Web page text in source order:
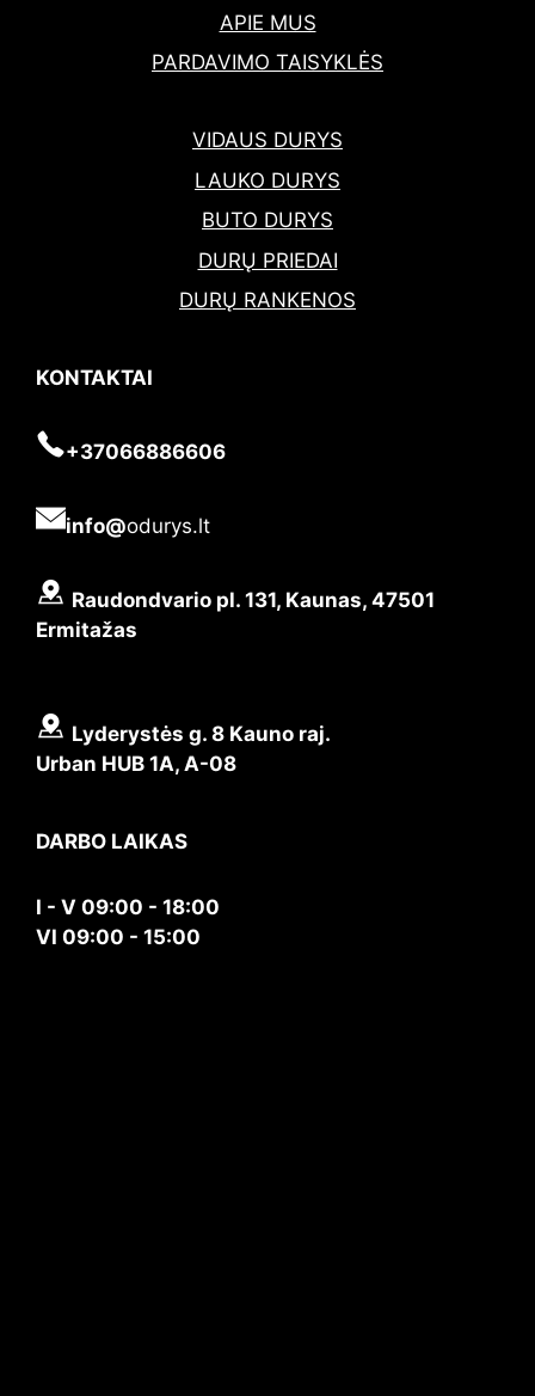
APIE MUS
PARDAVIMO TAISYKLĖS
VIDAUS DURYS
LAUKO DURYS
BUTO DURYS
DURŲ PRIEDAI
DURŲ RANKENOS
KONTAKTAI
+37066886606
info@odurys.lt
Raudondvario pl. 131, Kaunas, 47501
Ermitažas
Lyderystės g. 8 Kauno raj.
Urban HUB 1A, A-08
DARBO LAIKAS
I - V 09:00 - 18:00
VI 09:00 - 15:00